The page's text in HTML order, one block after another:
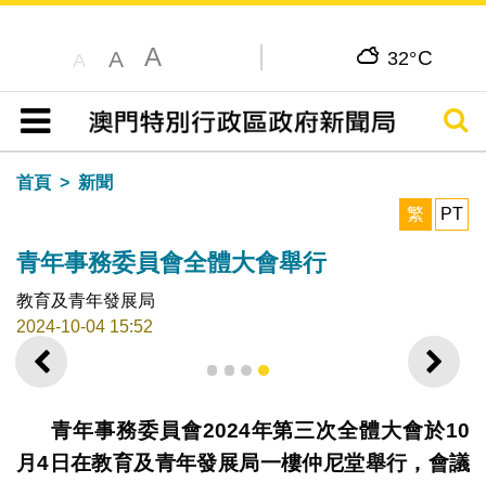
A A A 32°C
目錄
搜尋
首頁
新聞
繁
PT
青年事務委員會全體大會舉行
教育及青年發展局
2024-10-04 15:52
上一則 下一
1 2 3 4
青年事務委員會2024年第三次全體大會於10
月4 日在教育及青年發展局一樓仲尼堂舉行，會議